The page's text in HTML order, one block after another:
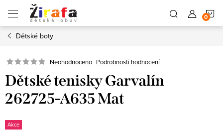
obsah
Dětské boty
Neohodnoceno Podrobnosti hodnocení
Dětské tenisky Garvalín
262725-A635 Mat
Akce